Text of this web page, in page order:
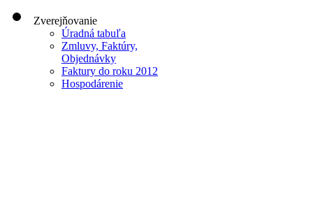
Zverejňovanie
Úradná tabuľa
Zmluvy, Faktúry,
Objednávky
Faktury do roku 2012
Hospodárenie